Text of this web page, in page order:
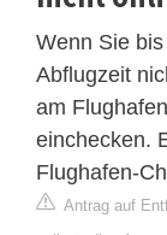
Wenn Sie
Abflugzeit
am
einchecken.
Flughafen-
Antrag auf